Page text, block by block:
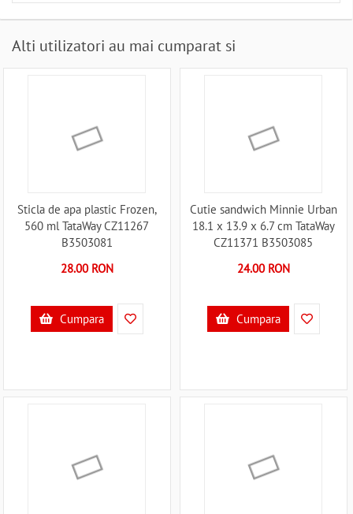
Alti utilizatori au mai cumparat si
Sticla de apa plastic Frozen,
560 ml TataWay CZ11267
B3503081
28.00 RON
Cumpara
Cutie sandwich Minnie Urban
18.1 x 13.9 x 6.7 cm TataWay
CZ11371 B3503085
24.00 RON
Cumpara